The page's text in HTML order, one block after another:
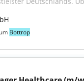
Bottrop